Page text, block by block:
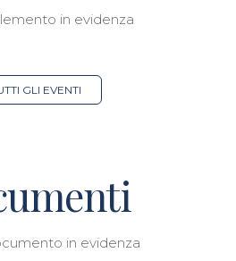
in evidenza
GLI EVENTI
in evidenza